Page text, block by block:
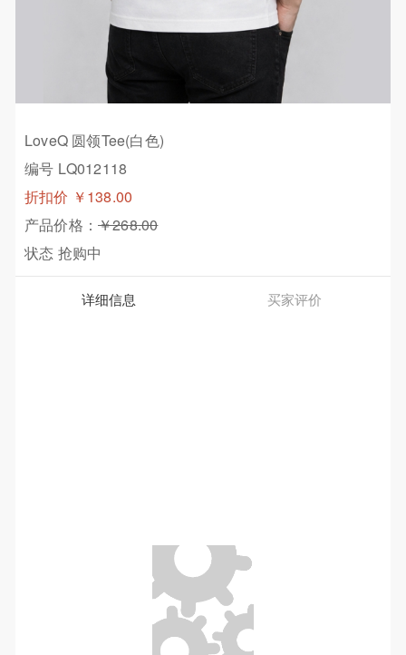
LoveQ 圆领Tee(白色)
编号 LQ012118
折扣价 ￥138.00
产品价格： ￥268.00
状态 抢购中
详细信息 买家评价